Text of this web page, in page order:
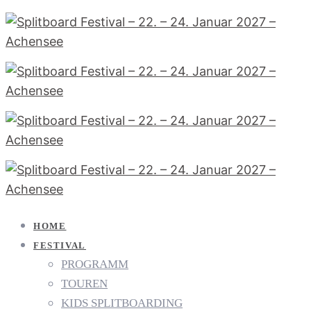
HOME
FESTIVAL
PROGRAMM
TOUREN
KIDS SPLITBOARDING